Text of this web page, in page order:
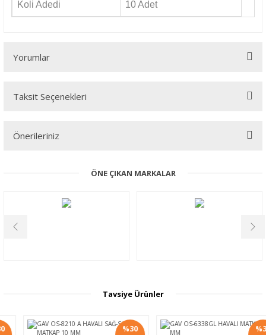
Koli Adedi 10 Adet
Yorumlar
Taksit Seçenekleri
Önerileriniz
konularda yetersiz gördüğünüz noktaları öneri formunu kullanarak
Görüş ve önerileriniz için teşekkür ederiz.
Bu ürüne benzer farklı alternatifler olmalı.
ÖNE ÇIKAN MARKALAR
Tavsiye Ürünler
%30 %30